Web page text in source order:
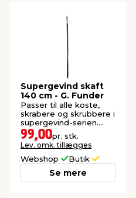
Supergevind skaft
140 cm - G. Funder
Passer til alle koste,
skrabere og skrubbere i
supergevind-serien.
Komposit.
99,00pr. stk.
Lev. omk. tillægges
Webshop Butik
Se mere